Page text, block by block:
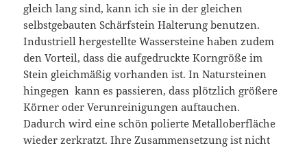
gleich lang sind, kann ich sie in der gleichen
selbstgebauten Schärfstein Halterung benutzen.
Industriell hergestellte Wassersteine haben zudem
den Vorteil, dass die aufgedruckte Korngröße im
Stein gleichmäßig vorhanden ist. In Natursteinen
hingegen kann es passieren, dass plötzlich größere
Körner oder Verunreinigungen auftauchen.
Dadurch wird eine schön polierte Metalloberfläche
wieder zerkratzt. Ihre Zusammensetzung ist nicht